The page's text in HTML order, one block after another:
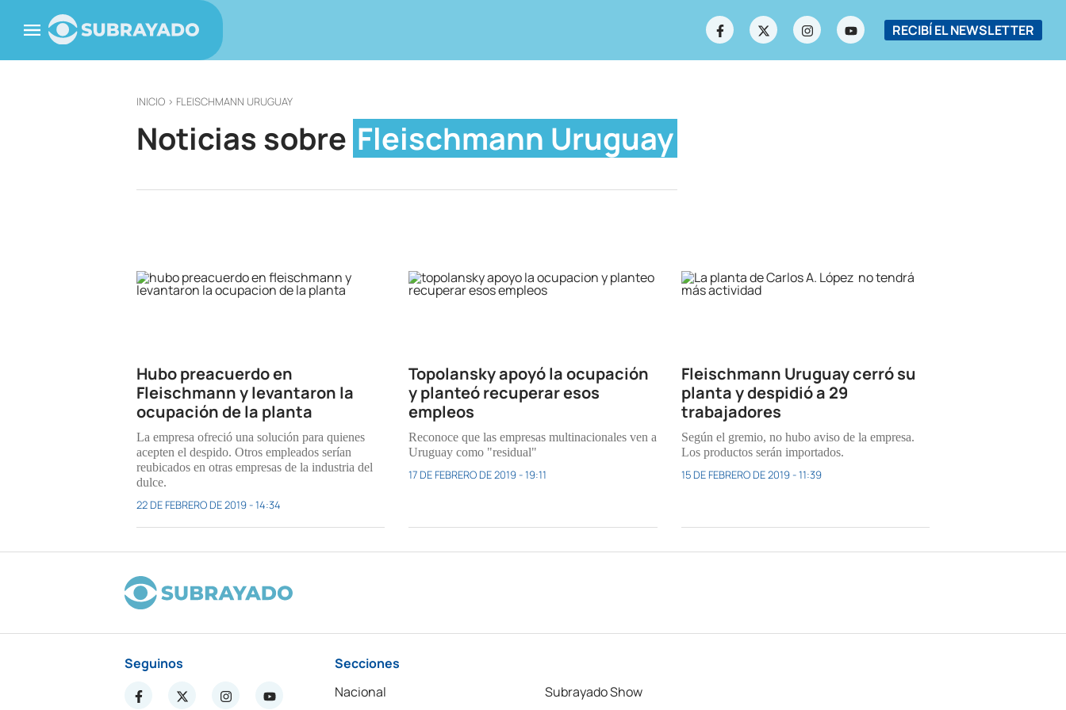
RECIBÍ EL NEWSLETTER
INICIO > FLEISCHMANN URUGUAY
Noticias sobre Fleischmann Uruguay
Hubo preacuerdo en
Fleischmann y levantaron la
ocupación de la planta
La empresa ofreció una solución para quienes
acepten el despido. Otros empleados serían
reubicados en otras empresas de la industria del
dulce.
22 DE FEBRERO DE 2019 - 14:34
Topolansky apoyó la ocupación
y planteó recuperar esos
empleos
Reconoce que las empresas multinacionales ven a
Uruguay como "residual"
17 DE FEBRERO DE 2019 - 19:11
Fleischmann Uruguay cerró su
planta y despidió a 29
trabajadores
Según el gremio, no hubo aviso de la empresa.
Los productos serán importados.
15 DE FEBRERO DE 2019 - 11:39
Seguinos
Secciones
Nacional
Subrayado Show